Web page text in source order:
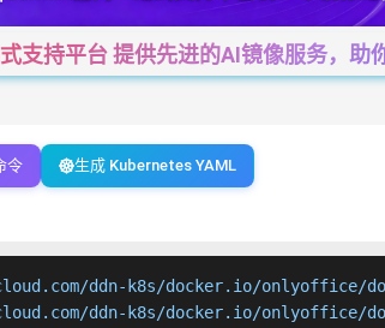
支持平台 提供先进的AI镜像服务，
令 生成 Kubernetes YAML
ddn-k8s/docker.io/onlyoffice/
ddn-k8s/docker.io/